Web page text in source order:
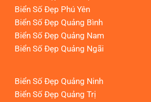
Biển Số Đẹp Phú Yên
Biển Số Đẹp Quảng Bình
Biển Số Đẹp Quảng Nam
Biển Số Đẹp Quảng Ngãi
Biển Số Đẹp Quảng Ninh
Biển Số Đẹp Quảng Trị